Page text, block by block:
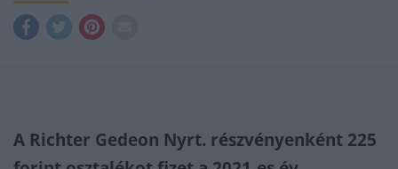
A Richter Gedeon Nyrt. részvényenként 225